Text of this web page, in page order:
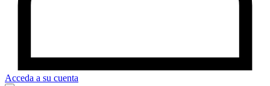
Acceda a su cuenta